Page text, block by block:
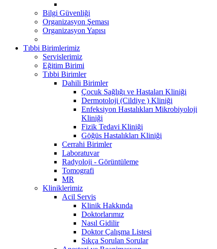
Bilgi Güvenliği
Organizasyon Şeması
Organizasyon Yapısı
Tıbbi Birimlerimiz
Servislerimiz
Eğitim Birimi
Tıbbi Birimler
Dahili Birimler
Çocuk Sağlığı ve Hastaları Kliniği
Dermotoloji (Cildiye ) Kliniği
Enfeksiyon Hastalıkları Mikrobiyoloji
Kliniği
Fizik Tedavi Kliniği
Göğüs Hastalıkları Kliniği
Cerrahi Birimler
Laboratuvar
Radyoloji - Görüntüleme
Tomografi
MR
Kliniklerimiz
Acil Servis
Klinik Hakkında
Doktorlarımız
Nasıl Gidilir
Doktor Çalışma Listesi
Sıkça Sorulan Sorular